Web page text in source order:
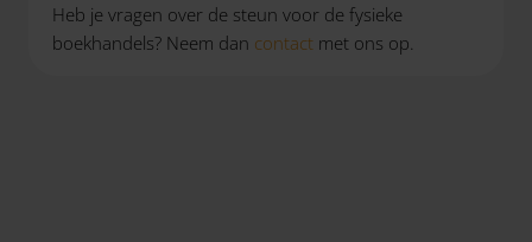
Heb je vragen over de steun voor de fysieke
boekhandels? Neem dan contact met ons op.